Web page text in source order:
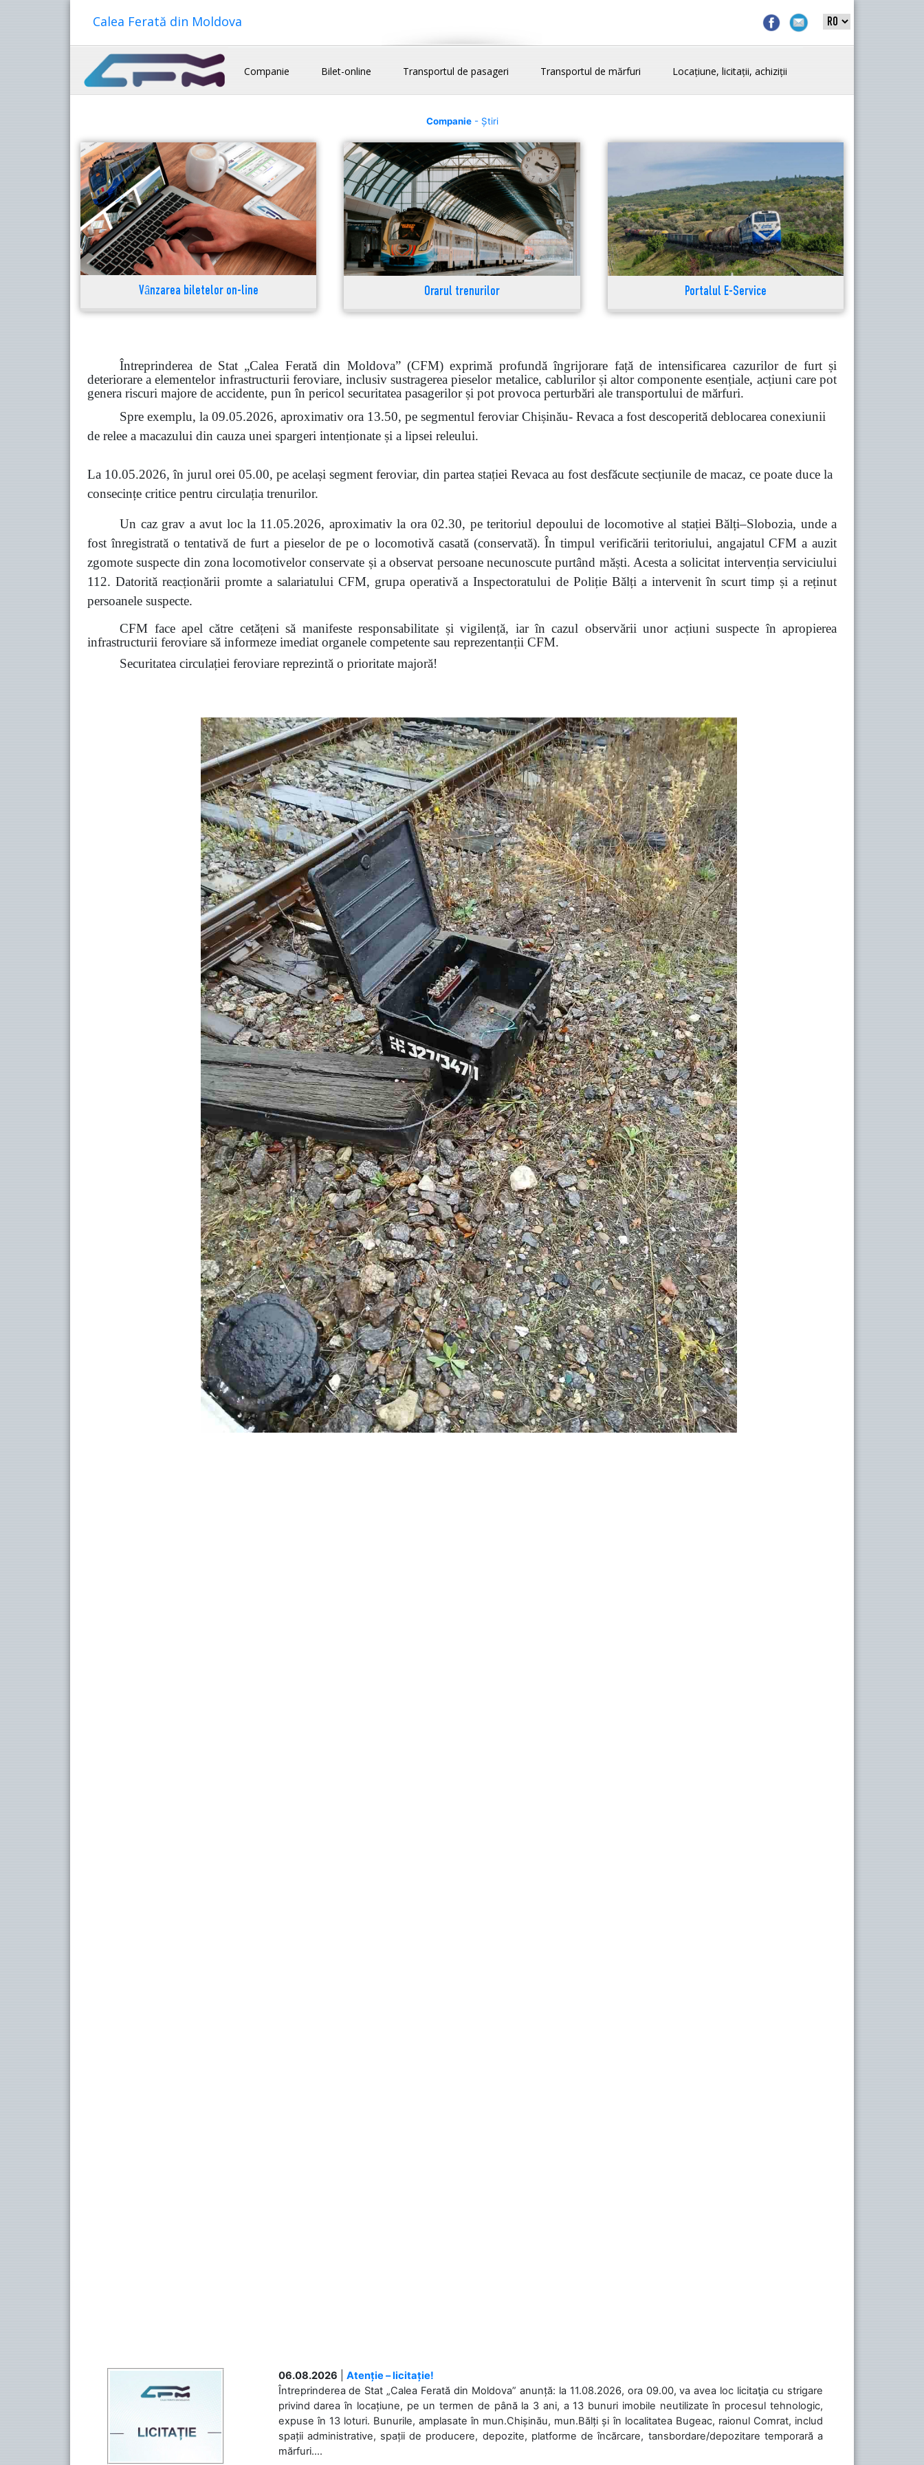
Calea Ferată din Moldova
Companie Bilet-online Transportul de pasageri Transportul de mărfuri Locațiune, licitații, achiziții
Companie- Știri
Vânzarea biletelor on-line Orarul trenurilor Portalul E-Service
Întreprinderea de Stat „Calea Ferată din Moldova” (CFM) exprimă profundă îngrijorare față de intensificarea cazurilor de furt și
deteriorare a elementelor infrastructurii feroviare, inclusiv sustragerea pieselor metalice, cablurilor și altor componente esențiale, acțiuni care pot
genera riscuri majore de accidente, pun în pericol securitatea pasagerilor și pot provoca perturbări ale transportului de mărfuri.
Spre exemplu, la 09.05.2026, aproximativ ora 13.50, pe segmentul feroviar Chișinău- Revaca a fost descoperită deblocarea conexiunii
de relee a macazului din cauza unei spargeri intenționate și a lipsei releului.
La 10.05.2026, în jurul orei 05.00, pe același segment feroviar, din partea stației Revaca au fost desfăcute secțiunile de macaz, ce poate duce la
consecințe critice pentru circulația trenurilor.
Un caz grav a avut loc la 11.05.2026, aproximativ la ora 02.30, pe teritoriul depoului de locomotive al stației Bălți–Slobozia, unde a
fost înregistrată o tentativă de furt a pieselor de pe o locomotivă casată (conservată). În timpul verificării teritoriului, angajatul CFM a auzit
zgomote suspecte din zona locomotivelor conservate și a observat persoane necunoscute purtând măști. Acesta a solicitat intervenția serviciului
112. Datorită reacționării promte a salariatului CFM, grupa operativă a Inspectoratului de Poliție Bălți a intervenit în scurt timp și a reținut
persoanele suspecte.
CFM face apel către cetățeni să manifeste responsabilitate și vigilență, iar în cazul observării unor acțiuni suspecte în apropierea
infrastructurii feroviare să informeze imediat organele competente sau reprezentanții CFM.
Securitatea circulației feroviare reprezintă o prioritate majoră!
06.08.2026
Atenție – licitație!
Întreprinderea de Stat „Calea Ferată din Moldova” anunță: la 11.08.2026, ora 09.00, va avea loc licitaţia cu strigare
privind darea în locațiune, pe un termen de până la 3 ani, a 13 bunuri imobile neutilizate în procesul tehnologic,
expuse în 13 loturi. Bunurile, amplasate în mun.Chișinău, mun.Bălți și în localitatea Bugeac, raionul Comrat, includ
spații administrative, spații de producere, depozite, platforme de încărcare, tansbordare/depozitare temporară a
mărfuri....